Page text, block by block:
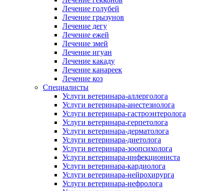
Лечение голубей
Лечение грызунов
Лечение дегу
Лечение ежей
Лечение змей
Лечение игуан
Лечение какаду
Лечение канареек
Лечение коз
Специалисты
Услуги ветеринара-аллерголога
Услуги ветеринара-анестезиолога
Услуги ветеринара-гастроэнтеролога
Услуги ветеринара-герпетолога
Услуги ветеринара-дерматолога
Услуги ветеринара-диетолога
Услуги ветеринара-зоопсихолога
Услуги ветеринара-инфекциониста
Услуги ветеринара-кардиолога
Услуги ветеринара-нейрохирурга
Услуги ветеринара-нефролога